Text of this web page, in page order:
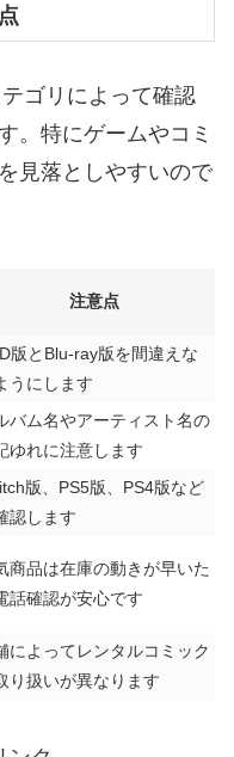
ゴリによって確認
。特にゲームやコミ
見落としやすいので
注意点
版とBlu-ray版を間違えな
うにします
バム名やアーティスト名の
ゆれに注意します
版、PS5版、PS4版など
認します
商品は在庫の動きが早いた
話確認が安心です
によってレンタルコミック
り扱いが異なります